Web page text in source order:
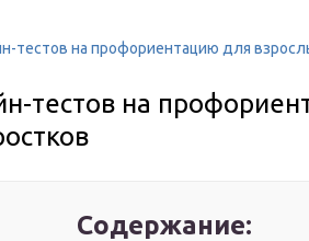
тестов на профориентацию для
тестов на
Содержание: